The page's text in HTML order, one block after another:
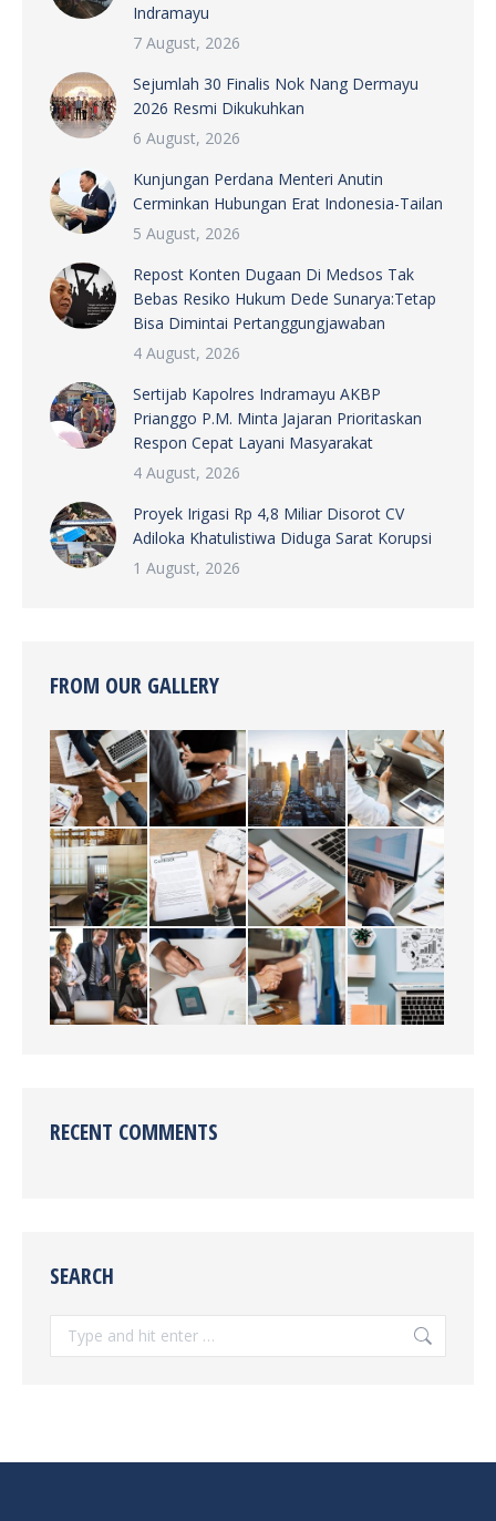
Indramayu
7 August, 2026
Sejumlah 30 Finalis Nok Nang Dermayu
2026 Resmi Dikukuhkan
6 August, 2026
Kunjungan Perdana Menteri Anutin
Cerminkan Hubungan Erat Indonesia-Tailan
5 August, 2026
Repost Konten Dugaan Di Medsos Tak
Bebas Resiko Hukum Dede Sunarya:Tetap
Bisa Dimintai Pertanggungjawaban
4 August, 2026
Sertijab Kapolres Indramayu AKBP
Prianggo P.M. Minta Jajaran Prioritaskan
Respon Cepat Layani Masyarakat
4 August, 2026
Proyek Irigasi Rp 4,8 Miliar Disorot CV
Adiloka Khatulistiwa Diduga Sarat Korupsi
1 August, 2026
FROM OUR GALLERY
RECENT COMMENTS
SEARCH
Search: